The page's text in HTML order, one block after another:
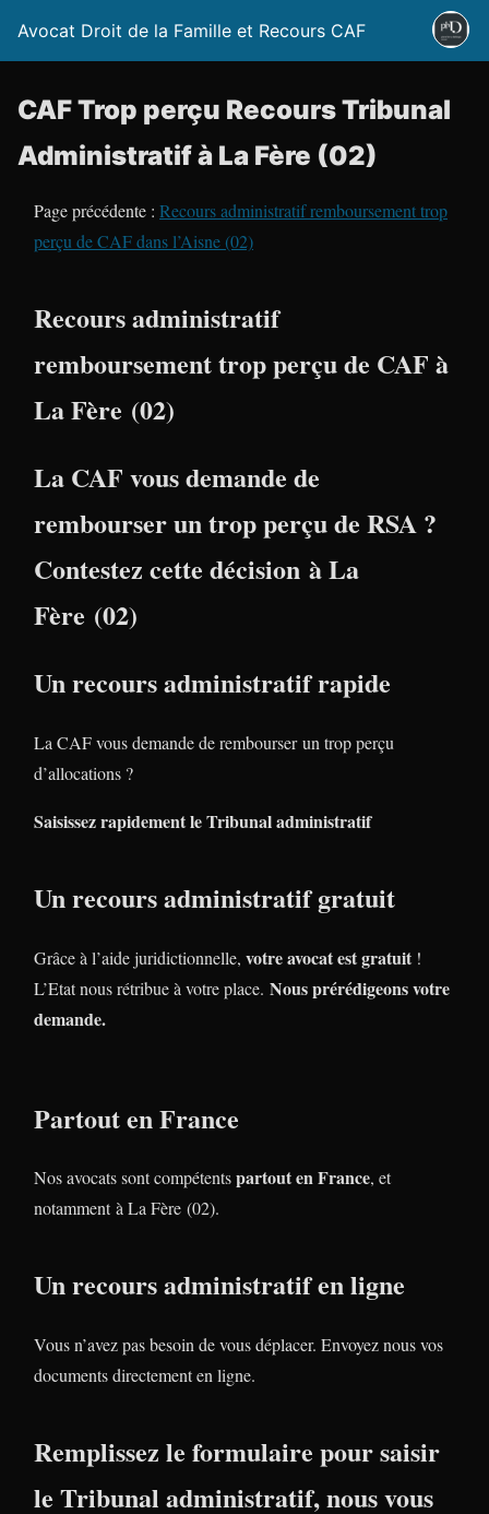
Avocat Droit de la Famille et Recours CAF
CAF Trop perçu Recours Tribunal
Administratif à La Fère (02)
Page précédente : Recours administratif remboursement trop
perçu de CAF dans l’Aisne (02)
Recours administratif
remboursement trop perçu de CAF à
La Fère (02)
La CAF vous demande de
rembourser un trop perçu de RSA ?
Contestez cette décision à La
Fère (02)
Un recours administratif rapide
La CAF vous demande de rembourser un trop perçu
d’allocations ?
Saisissez rapidement le Tribunal administratif
Un recours administratif gratuit
Grâce à l’aide juridictionnelle, votre avocat est gratuit !
L’Etat nous rétribue à votre place. Nous prérédigeons votre
demande.
Partout en France
Nos avocats sont compétentspartout en France, et
notamment à La Fère (02).
Un recours administratif en ligne
Vous n’avez pas besoin de vous déplacer. Envoyez nous vos
documents directement en ligne.
Remplissez le formulaire pour saisir
le Tribunal administratif, nous vous